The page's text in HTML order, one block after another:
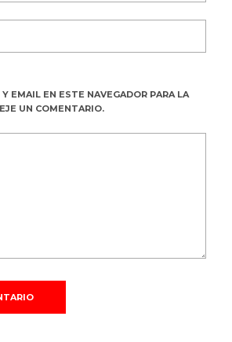
EMAIL EN ESTE NAVEGADOR PARA LA
UN COMENTARIO.